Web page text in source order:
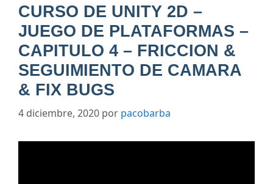
CURSO DE UNITY 2D –
JUEGO DE PLATAFORMAS –
CAPITULO 4 – FRICCION &
SEGUIMIENTO DE CAMARA
& FIX BUGS
4 diciembre, 2020 por pacobarba